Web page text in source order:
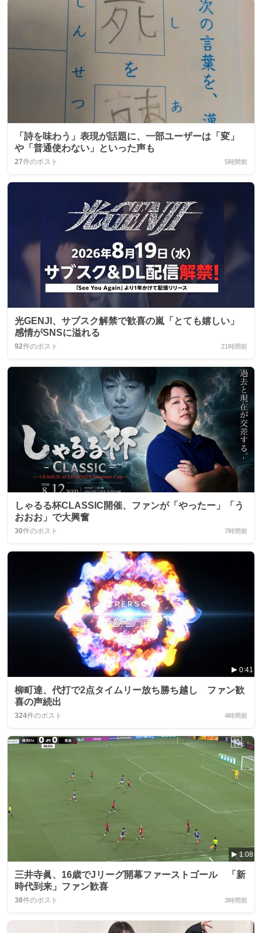
「詩を味わう」表現が話題に、一部ユーザーは「変」
や「普通使わない」といった声も
27件のポスト 5時間前
光GENJI、サブスク解禁で歓喜の嵐「とても嬉しい」
感情がSNSに溢れる
92件のポスト 21時間前
しゃるる杯CLASSIC開催、ファンが「やったー」「う
おおお」で大興奮
30件のポスト 7時間前
0:41
柳町達、代打で2点タイムリー放ち勝ち越し ファン歓
喜の声続出
324件のポスト 4時間前
1:08
三井寺眞、16歳でJリーグ開幕ファーストゴール 「新
時代到来」ファン歓喜
38件のポスト 3時間前